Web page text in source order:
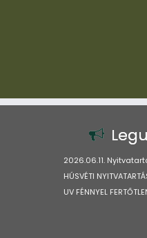
2026.06.11.
HÚSVÉTI
UV FÉNNYEL